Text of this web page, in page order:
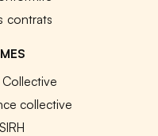
contrats
collective